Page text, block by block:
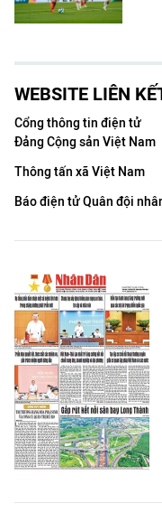
WEBSITE LIÊN
Cổng thông tin điện tử
Đảng Cộng sản Việt Nam
Thông tấn xã Việt Nam
Báo điện tử Quân đội